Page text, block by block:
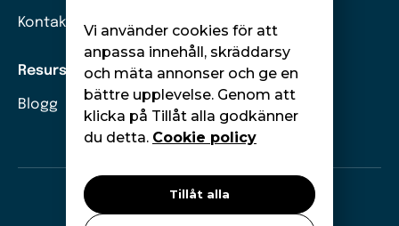
Kontakt
Resurser
Blogg
Moneywise. Alla rättigheter förbehållna.
Vi använder cookies för att
anpassa innehåll, skräddarsy
och mäta annonser och ge en
bättre upplevelse. Genom att
klicka på Tillåt alla godkänner
du detta. Cookie policy
Tillåt alla